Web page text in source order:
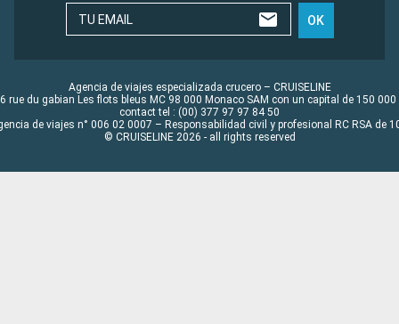
TU EMAIL OK
Agencia de viajes especializada crucero – CRUISELINE
rue du gabian Les flots bleus MC 98 000 Monaco SAM con un capital de 150 000
contact tel : (00) 377 97 97 84 50
de viajes n° 006 02 0007 – Responsabilidad civil y profesional RC RSA de
© CRUISELINE 2026 - all rights reserved